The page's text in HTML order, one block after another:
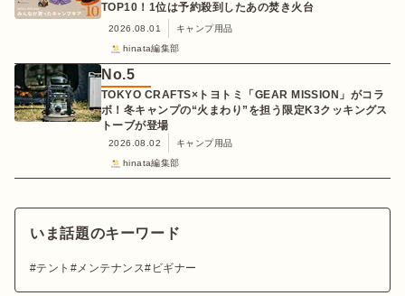
TOP10！1位は予約殺到したあの焚き火台
2026.08.01
キャンプ用品
hinata編集部
No.5
TOKYO CRAFTS×トヨトミ「GEAR MISSION」がコラ
ボ！冬キャンプの“火まわり”を担う限定K3クッキングス
トーブが登場
2026.08.02
キャンプ用品
hinata編集部
いま話題のキーワード
テント メンテナンス ビギナー